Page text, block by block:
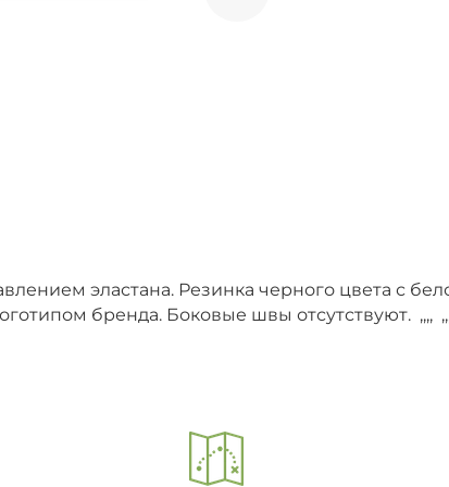
эластана. Резинка черного цвета с
бренда. Боковые швы отсутствуют. ,,,, ,,,,